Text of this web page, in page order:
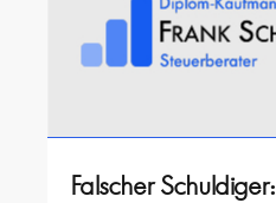
Falscher Schuldiger: